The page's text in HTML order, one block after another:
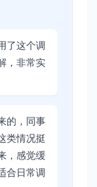
了这个调
，非常实
的，同事
类情况挺
，感觉缓
合日常调